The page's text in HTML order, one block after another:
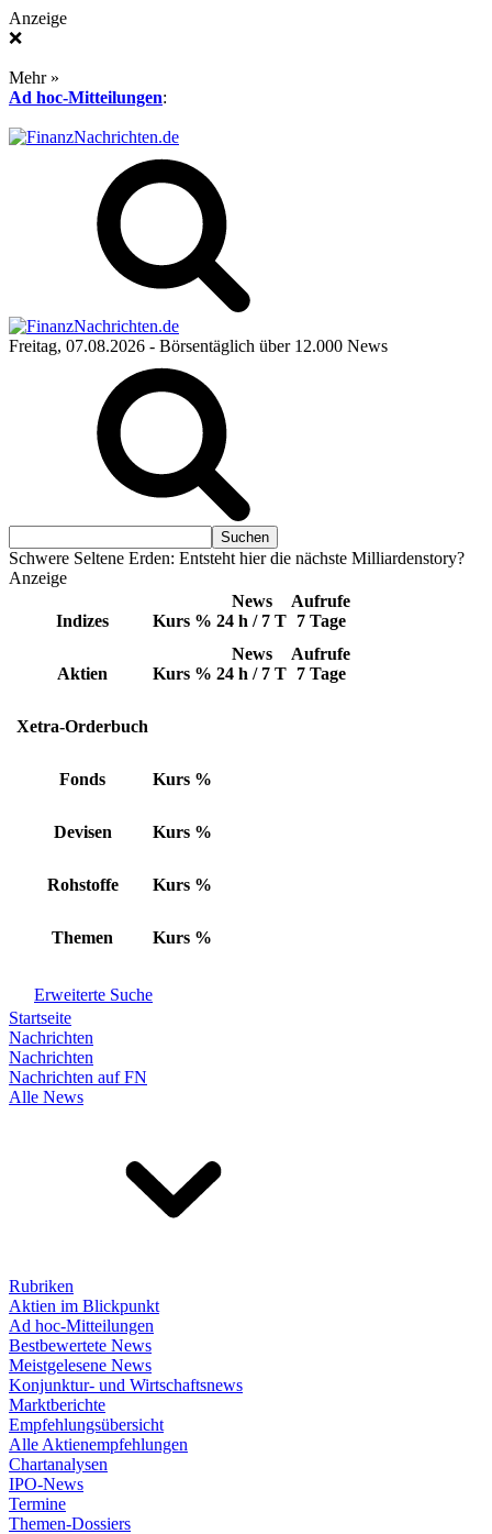
Anzeige
❌
Mehr »
Ad hoc-Mitteilungen:
Freitag, 07.08.2026 - Börsentäglich über 12.000 News
Schwere Seltene Erden: Entsteht hier die nächste Milliardenstory?
Anzeige
Indizes Kurs %
News
24 h / 7 T
Aufrufe
7 Tage
Aktien Kurs %
News
24 h / 7 T
Aufrufe
7 Tage
Xetra-Orderbuch
Fonds Kurs %
Devisen Kurs %
Rohstoffe Kurs %
Themen Kurs %
Erweiterte Suche
Startseite
Nachrichten
Nachrichten
Nachrichten auf FN
Alle News
Rubriken
Aktien im Blickpunkt
Ad hoc-Mitteilungen
Bestbewertete News
Meistgelesene News
Konjunktur- und Wirtschaftsnews
Marktberichte
Empfehlungsübersicht
Alle Aktienempfehlungen
Chartanalysen
IPO-News
Termine
Themen-Dossiers